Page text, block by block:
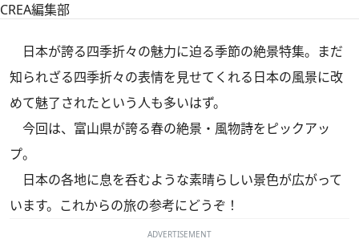
CREA編集部
日本が誇る四季折々の魅力に迫る季節の絶景特集。まだ
知られざる四季折々の表情を見せてくれる日本の風景に改
めて魅了されたという人も多いはず。
今回は、富山県が誇る春の絶景・風物詩をピックアッ
プ。
日本の各地に息を呑むような素晴らしい景色が広がって
います。これからの旅の参考にどうぞ！
ADVERTISEMENT